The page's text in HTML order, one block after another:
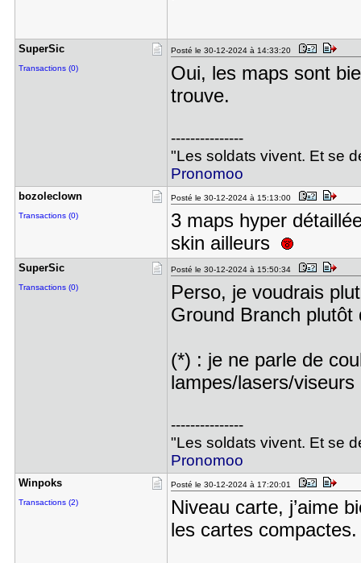
SuperSic
Transactions (0)
Posté le 30-12-2024 à 14:33:20
Oui, les maps sont
trouve.
---------------
"Les soldats vivent. Et se
Pronomoo
bozoleclow​n
Transactions (0)
Posté le 30-12-2024 à 15:13:00
3 maps hyper
skin ailleurs
SuperSic
Transactions (0)
Posté le 30-12-2024 à 15:50:34
Perso, je voudrais
Ground Branch plutôt
(*) : je ne parle de
lampes/lasers/
---------------
"Les soldats vivent. Et se
Pronomoo
Winpoks
Transactions (2)
Posté le 30-12-2024 à 17:20:01
Niveau carte, j’aime
les cartes